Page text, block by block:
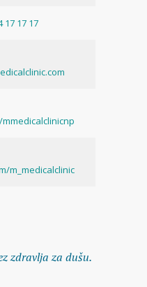
17 17 17
m_medicalclinic
zdravlja za dušu.